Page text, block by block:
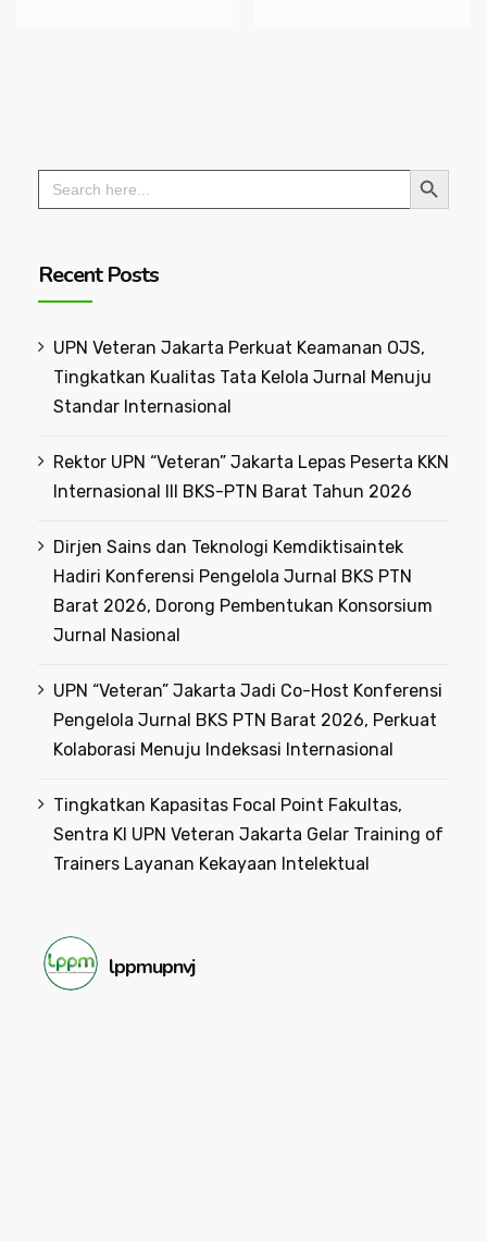
Search
for:
Search Button
Recent Posts
UPN Veteran Jakarta Perkuat Keamanan OJS,
Tingkatkan Kualitas Tata Kelola Jurnal Menuju
Standar Internasional
Rektor UPN “Veteran” Jakarta Lepas Peserta KKN
Internasional III BKS-PTN Barat Tahun 2026
Dirjen Sains dan Teknologi Kemdiktisaintek
Hadiri Konferensi Pengelola Jurnal BKS PTN
Barat 2026, Dorong Pembentukan Konsorsium
Jurnal Nasional
UPN “Veteran” Jakarta Jadi Co-Host Konferensi
Pengelola Jurnal BKS PTN Barat 2026, Perkuat
Kolaborasi Menuju Indeksasi Internasional
Tingkatkan Kapasitas Focal Point Fakultas,
Sentra KI UPN Veteran Jakarta Gelar Training of
Trainers Layanan Kekayaan Intelektual
lppmupnvj